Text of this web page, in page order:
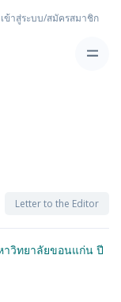
เข้าสู่ระบบ/สมัครสมาชิก
Letter to the Editor
าวิทยาลัยขอนแก่น ปี